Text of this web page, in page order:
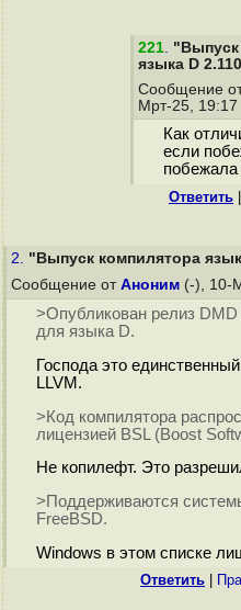
221. "Выпуск
языка D
Сообщение
Мрт-25, 19:17
Как
если
побежала
Ответить
2. "Выпуск компилятора
Сообщение от Аноним (-), 10-
>Опубликован релиз DMD
для языка D.
Господа это
LLVM.
>Код компилятора
лицензией BSL (Boost
Не копилефт. Это
>Поддерживаются
FreeBSD.
Windows в этом списке
Ответить